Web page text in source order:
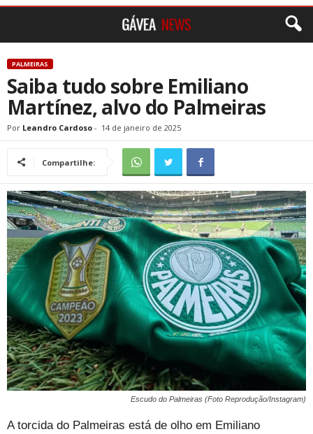
PALMEIRAS
Saiba tudo sobre Emiliano
Martínez, alvo do Palmeiras
Por Leandro Cardoso - 14 de janeiro de 2025
Compartilhe:
Escudo do Palmeiras (Foto Reprodução/Instagram)
A torcida do Palmeiras está de olho em Emiliano